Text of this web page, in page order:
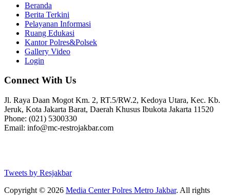
Beranda
Berita Terkini
Pelayanan Informasi
Ruang Edukasi
Kantor Polres&Polsek
Gallery Video
Login
Connect With Us
Jl. Raya Daan Mogot Km. 2, RT.5/RW.2, Kedoya Utara, Kec. Kb.
Jeruk, Kota Jakarta Barat, Daerah Khusus Ibukota Jakarta 11520
Phone: (021) 5300330
Email: info@mc-restrojakbar.com
Tweets by Resjakbar
Copyright © 2026 Media Center Polres Metro Jakbar. All rights